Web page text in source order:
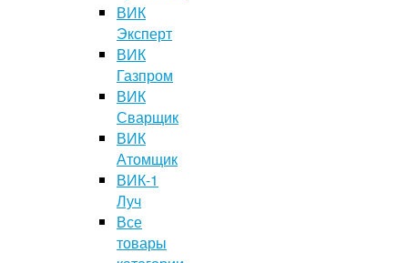
ВИК
Эксперт
ВИК
Газпром
ВИК
Сварщик
ВИК
Атомщик
ВИК-1
Луч
Все
товары